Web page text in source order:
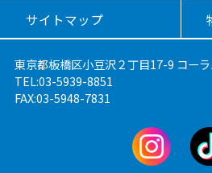
サイトマップ
東京都板橋区小豆沢２丁目17-9 コー
TEL:03-5939-8851
FAX:03-5948-7831